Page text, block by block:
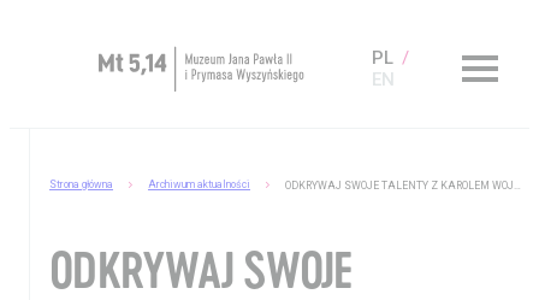
PL
EN
Muzeum dostępne
Strona główna Archiwum aktualności
ODKRYWAJ SWOJE